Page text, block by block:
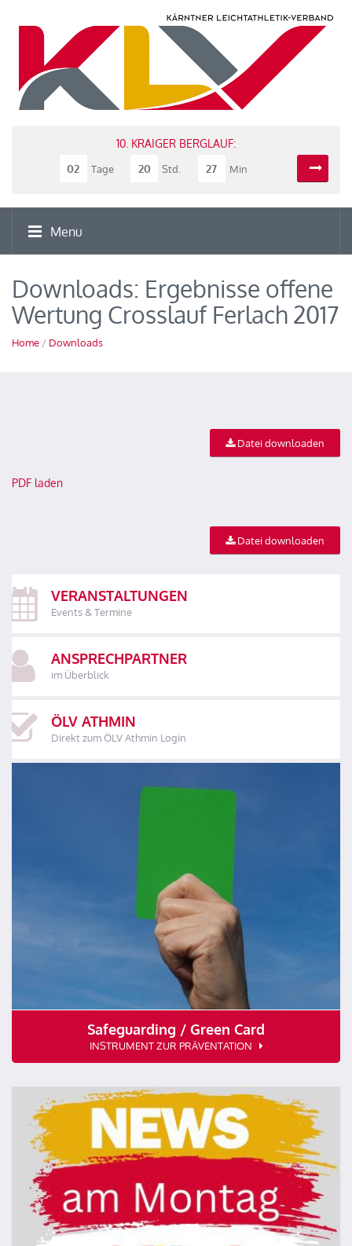
10. KRAIGER BERGLAUF:
02
Tage 20 Std. 27 Min
Menu
Downloads: Ergebnisse offene
Wertung Crosslauf Ferlach 2017
Home / Downloads
Datei downloaden
PDF laden
Datei downloaden
VERANSTALTUNGEN
Events & Termine
ANSPRECHPARTNER
im Überblick
ÖLV ATHMIN
Direkt zum ÖLV Athmin Login
Safeguarding / Green Card
INSTRUMENT ZUR PRÄVENTATION